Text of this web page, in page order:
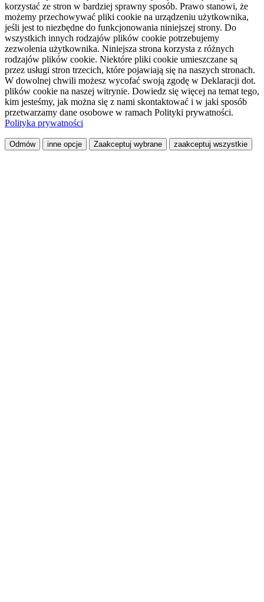
korzystać ze stron w bardziej sprawny sposób. Prawo stanowi, że
możemy przechowywać pliki cookie na urządzeniu użytkownika,
jeśli jest to niezbędne do funkcjonowania niniejszej strony. Do
wszystkich innych rodzajów plików cookie potrzebujemy
zezwolenia użytkownika. Niniejsza strona korzysta z różnych
rodzajów plików cookie. Niektóre pliki cookie umieszczane są
przez usługi stron trzecich, które pojawiają się na naszych stronach.
W dowolnej chwili możesz wycofać swoją zgodę w Deklaracji dot.
plików cookie na naszej witrynie. Dowiedz się więcej na temat tego,
kim jesteśmy, jak można się z nami skontaktować i w jaki sposób
przetwarzamy dane osobowe w ramach Polityki prywatności.
Polityka prywatności
Odmów inne opcje Zaakceptuj wybrane zaakceptuj wszystkie